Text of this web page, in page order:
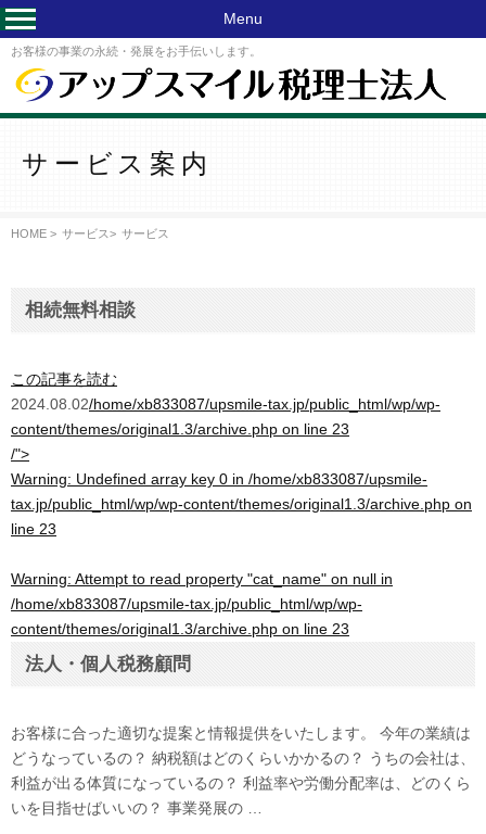
お客様の事業の永続・発展をお手伝いします。
Menu
サービス案内
HOME > サービス> サービス
相続無料相談
この記事を読む
2024.08.02/home/xb833087/upsmile-tax.jp/public_html/wp/wp-
content/themes/original1.3/archive.php on line 23
/">
Warning: Undefined array key 0 in /home/xb833087/upsmile-
tax.jp/public_html/wp/wp-content/themes/original1.3/archive.php on
line 23
Warning: Attempt to read property "cat_name" on null in
/home/xb833087/upsmile-tax.jp/public_html/wp/wp-
content/themes/original1.3/archive.php on line 23
法人・個人税務顧問
お客様に合った適切な提案と情報提供をいたします。 今年の業績は
どうなっているの？ 納税額はどのくらいかかるの？ うちの会社は、
利益が出る体質になっているの？ 利益率や労働分配率は、どのくら
いを目指せばいいの？ 事業発展の …